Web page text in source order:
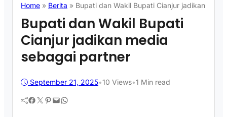
Home » Berita » Bupati dan Wakil Bupati Cianjur jadikan
Bupati dan Wakil Bupati
Cianjur jadikan media
sebagai partner
September 21, 2025•10 Views•1 Min read
Facebook Twitter Pinterest Mail WhatsApp